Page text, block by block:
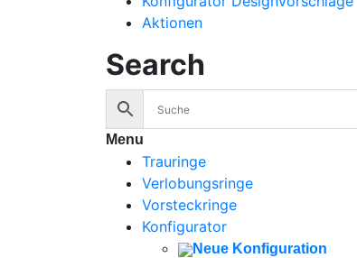
Aktionen
Search
Menu
Trauringe
Verlobungsringe
Vorsteckringe
Konfigurator
Neue Konfiguration